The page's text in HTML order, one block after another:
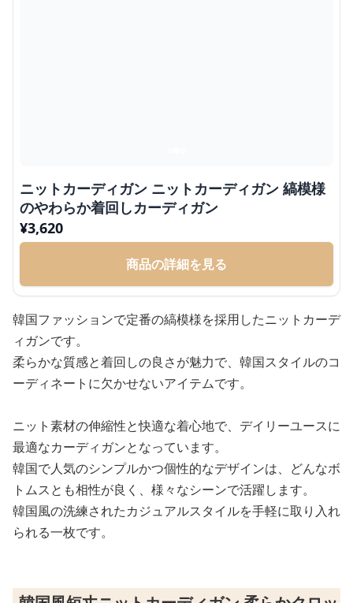
ニットカーディガン ニットカーディガン 縞模様
のやわらか着回しカーディガン
¥3,620
商品の詳細を見る
韓国ファッションで定番の縞模様を採用したニットカーデ
ィガンです。
柔らかな質感と着回しの良さが魅力で、韓国スタイルのコ
ーディネートに欠かせないアイテムです。
ニット素材の伸縮性と快適な着心地で、デイリーユースに
最適なカーディガンとなっています。
韓国で人気のシンプルかつ個性的なデザインは、どんなボ
トムスとも相性が良く、様々なシーンで活躍します。
韓国風の洗練されたカジュアルスタイルを手軽に取り入れ
られる一枚です。